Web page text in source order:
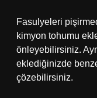
Fasulyeleri
kimyon tohumu
önleyebilirsiniz.
eklediğinizde
çözebilirsiniz.